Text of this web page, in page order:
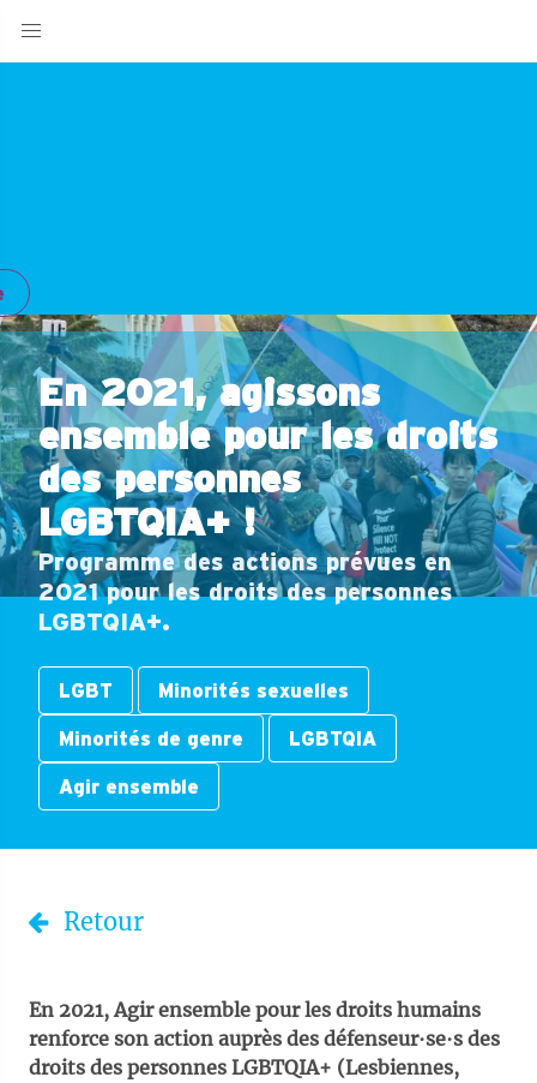
En 2021, agissons
ensemble pour les droits
des personnes
LGBTQIA+ !
Programme des actions prévues en
2021 pour les droits des personnes
LGBTQIA+.
LGBT Minorités sexuelles
Minorités de genre LGBTQIA
Agir ensemble
Retour
En 2021, Agir ensemble pour les droits humains
renforce son action auprès des défenseur∙se∙s des
droits des personnes LGBTQIA+ (Lesbiennes,